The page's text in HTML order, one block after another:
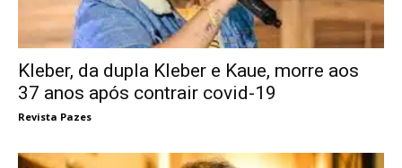
Kleber, da dupla Kleber e Kaue, morre aos
37 anos após contrair covid-19
Revista Pazes